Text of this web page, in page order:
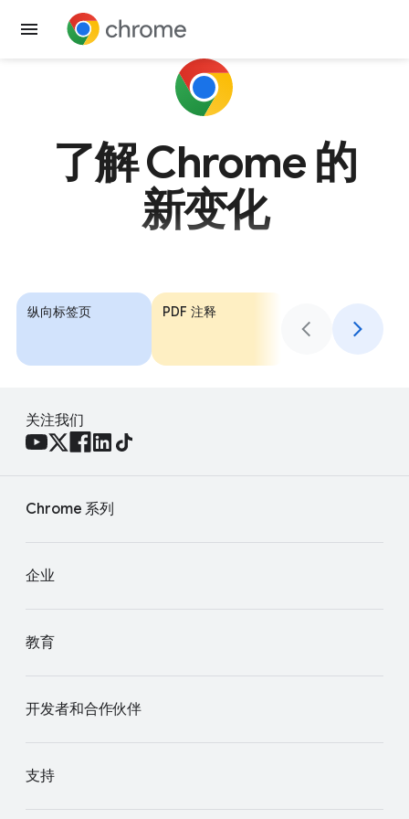
获取 Chrome
了解 Chrome 的
新变化
纵向标签页 PDF 注释
自动填充
关注我们
Chrome 系列
企业
教育
开发者和合作伙伴
支持